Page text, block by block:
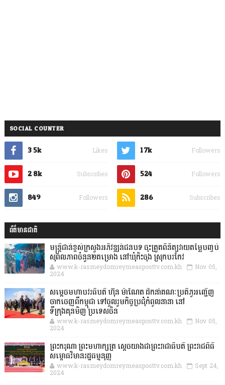
SOCIAL COUNTER
3.5k Likes 1.7k Followers
2.8k Subscribes 524 Followers
849 Followers 286 Subscribes
ព័ត៌មានជាតិ
មន្ត្រីជាន់ខ្ពស់ក្រសួងអភិវឌ្ឍន៍ជនបទ ចុះត្រួតពិនិត្យវាយតម្លៃបញ្ចប់
សុពលភាពចំនួន២គម្រោង នៅឃុំកិះចុង ស្រុកបរកែវ
www.k-rasmeydomreymeasposttv.com.kh Nov 05,
2024
សម្តេចមហាបវរធិបតី ហ៊ុន ម៉ាណែត ដឹកនាំគណៈប្រតិភូអញ្ជើញ
ចាកចេញពីកម្ពុជា ទៅចូលរួមកិច្ចប្រជុំកំពូលនានា នៅ
ទីក្រុងគុនមិញ ប្រទេសចិន
www.k-rasmeydomreymeasposttv.com.kh Nov 05,
2024
ព្រះករុណា ព្រះមហាក្សត្រ ស្តេចយាងជាព្រះរាជាធិបតី ព្រះរាជពិធី
សម្ពោធវិមានរដ្ឋធម្មនុញ្ញ
www.k-rasmeydomreymeasposttv.com.kh Sept 24,
2024